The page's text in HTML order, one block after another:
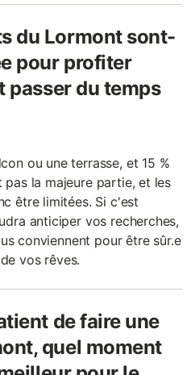
du Lormont sont-
pour profiter
passer du temps
ou une terrasse, et 15 %
la majeure partie, et les
être limitées. Si c'est
anticiper vos recherches,
conviennent pour être sûr.e
vos rêves.
de faire une
quel moment